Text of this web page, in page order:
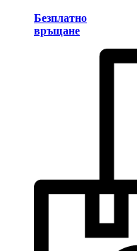
Безплатно
връщане